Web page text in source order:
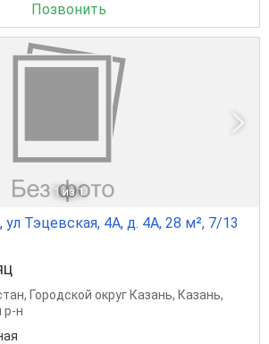
Позвонить
1 из 1
Тэцевская, 4А, д. 4А, 28 м², 7/13
, Городской округ Казань, Казань,
р-н